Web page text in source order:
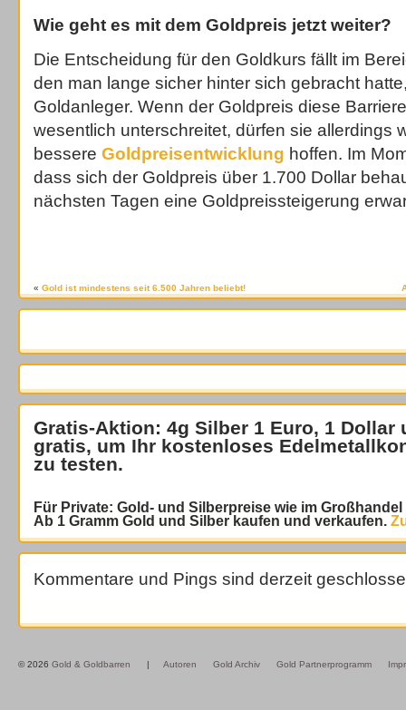
Wie geht es mit dem Goldpreis jetzt weiter?
Die Entscheidung für den Goldkurs fällt im
den man lange sicher hinter sich gebracht
Goldanleger. Wenn der Goldpreis diese
wesentlich unterschreitet, dürfen sie allerdings
bessere Goldpreisentwicklung hoffen. Im
dass sich der Goldpreis über 1.700 Dollar
nächsten Tagen eine Goldpreissteigerung
« Gold ist mindestens seit 6.500 Jahren beliebt!
Gratis-Aktion: 4g Silber 1 Euro, 1 Dollar
gratis, um Ihr kostenloses
zu testen.
Für Private: Gold- und Silberpreise wie im
Ab 1 Gramm Gold und Silber kaufen und verkaufen.
Kommentare und Pings sind derzeit
© 2026 Gold & Goldbarren | Autoren Gold Archiv Gold Partnerprogramm